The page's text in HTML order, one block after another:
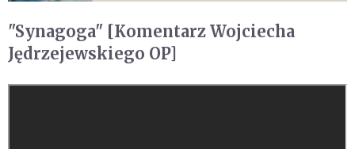
"Synagoga" [Komentarz Wojciecha
Jędrzejewskiego OP]